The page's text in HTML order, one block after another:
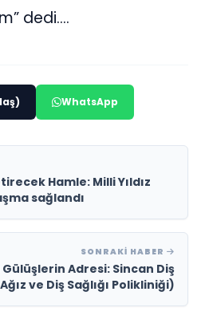
dedi….
WhatsApp
Hamle: Milli Yıldız
sağlandı
SONRAKI HABER
Gülüşlerin Adresi: Sincan Diş
ve Diş Sağlığı Polikliniği)